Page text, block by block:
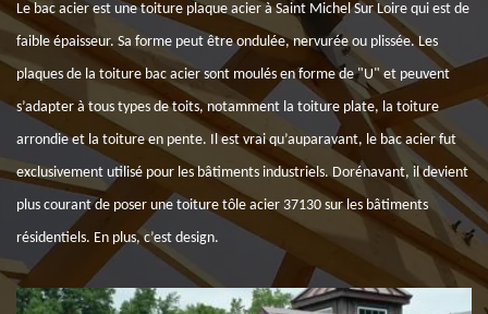
Le bac acier est une toiture plaque acier à Saint Michel Sur Loire qui est de
faible épaisseur. Sa forme peut être ondulée, nervurée ou plissée. Les
plaques de la toiture bac acier sont moulés en forme de "U" et peuvent
s’adapter à tous types de toits, notamment la toiture plate, la toiture
arrondie et la toiture en pente. Il est vrai qu’auparavant, le bac acier fut
exclusivement utilisé pour les bâtiments industriels. Dorénavant, il devient
plus courant de poser une toiture tôle acier 37130 sur les bâtiments
résidentiels. En plus, c’est design.